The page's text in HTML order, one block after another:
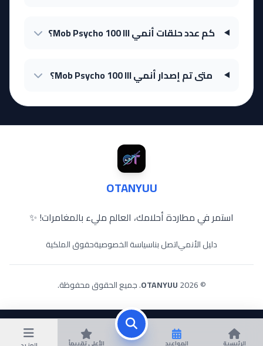
الرئيسية المواعيد الأعلى تقييماً
كم عدد حلقات أنمي Mob Psycho 100 III؟
متى تم إصدار أنمي Mob Psycho 100 III؟
OTANYUU
استمر في مطاردة أحلامك، العالم مليء بالمغامرات! ✨
دليل الأنمياتصل بناسياسة الخصوصيةحقوق الملكية
© 2026
OTANYUU. جميع الحقوق محفوظة.